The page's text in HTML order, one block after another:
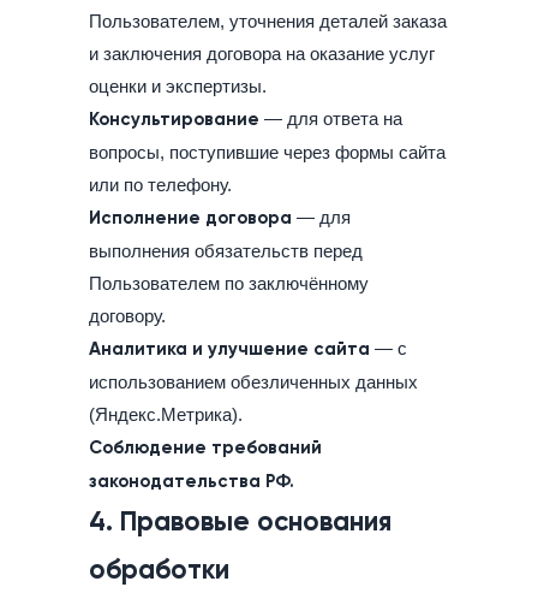
Пользователем, уточнения деталей заказа
и заключения договора на оказание услуг
оценки и экспертизы.
Консультирование — для ответа на
вопросы, поступившие через формы сайта
или по телефону.
Исполнение договора — для
выполнения обязательств перед
Пользователем по заключённому
договору.
Аналитика и улучшение сайта — с
использованием обезличенных данных
(Яндекс.Метрика).
Соблюдение требований
законодательства РФ.
4. Правовые основания
обработки